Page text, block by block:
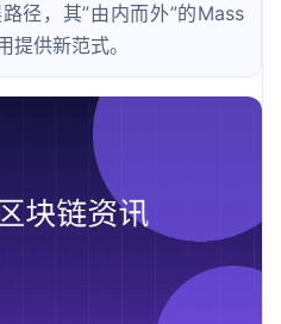
径，其”由内而外”的Mass
供新范式。